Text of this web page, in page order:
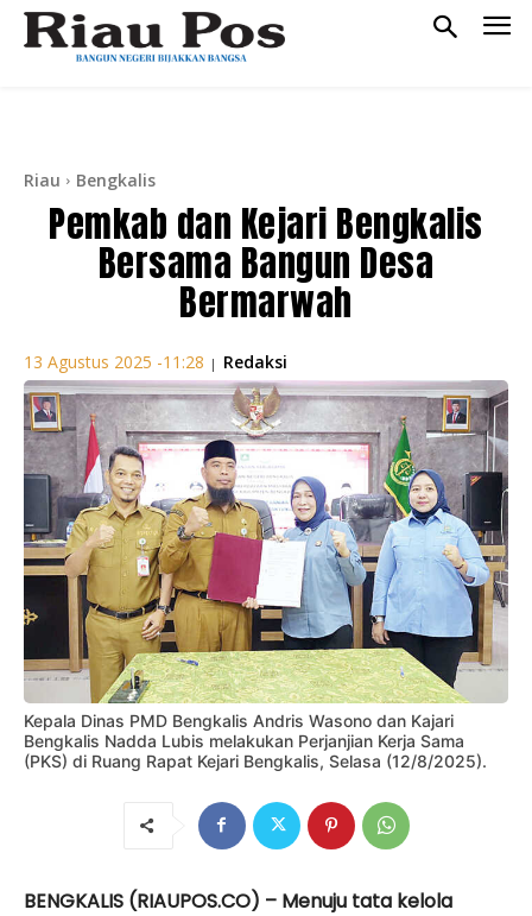
Riau Bengkalis
Pemkab dan Kejari Bengkalis
Bersama Bangun Desa
Bermarwah
13 Agustus 2025 -11:28 | Redaksi
Kepala Dinas PMD Bengkalis Andris Wasono dan Kajari
Bengkalis Nadda Lubis melakukan Perjanjian Kerja Sama
(PKS) di Ruang Rapat Kejari Bengkalis, Selasa (12/8/2025).
BENGKALIS (RIAUPOS.CO) – Menuju tata kelola